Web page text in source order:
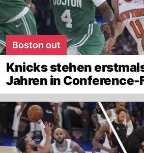
Boston out
Knicks stehen
Jahren in Conference-